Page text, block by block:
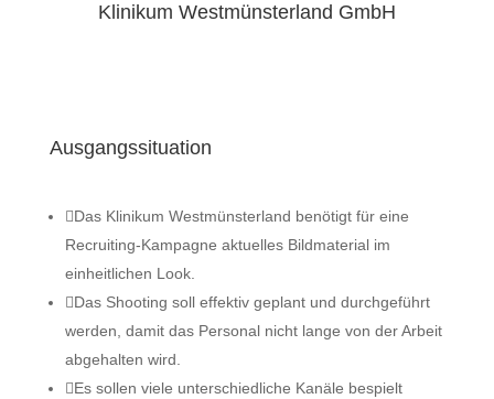
Klinikum Westmünsterland GmbH
Ausgangssituation
Das Klinikum Westmünsterland benötigt für eine
Recruiting-Kampagne aktuelles Bildmaterial im
einheitlichen Look.
Das Shooting soll effektiv geplant und durchgeführt
werden, damit das Personal nicht lange von der Arbeit
abgehalten wird.
Es sollen viele unterschiedliche Kanäle bespielt